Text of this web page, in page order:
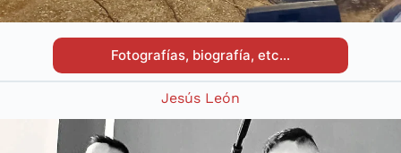
Fotografías, biografía, etc…
Jesús León